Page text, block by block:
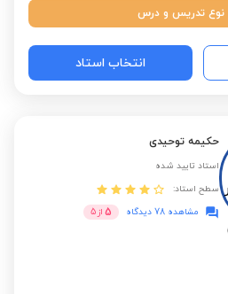
نوع تدریس و درس
انتخاب استاد
حکیمه توحیدی
استاد تایید شده
سطح استاد:
مشاهده 78 دیدگاه
5 از 5